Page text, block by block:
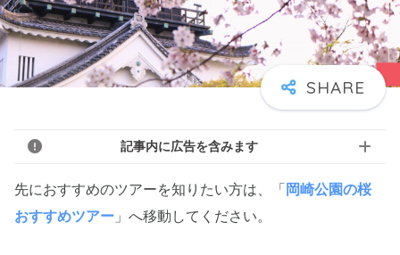
記事内に広告を含みます
先におすすめのツアーを知りたい方は、「 岡崎公園の桜
おすすめツアー 」へ移動してください。